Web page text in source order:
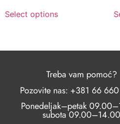
Select options
Treba vam pomoć?
Pozovite nas: +381 66
Ponedeljak–petak
subota 09.00–14.00